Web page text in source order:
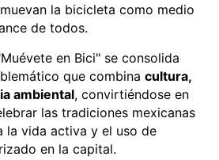
la bicicleta como medio
de todos.
en Bici" se consolida
que combina cultura,
ambiental, convirtiéndose en
las tradiciones mexicanas
la vida activa y el uso de
en la capital.